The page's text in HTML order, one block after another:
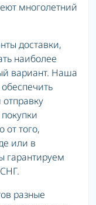
многолетний
доставки,
наиболее
вариант. Наша
того,
или в
гарантируем
разные